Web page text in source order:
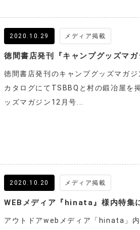
2020.10.29 メディア掲載
徳間書店発刊のキャンプグッズマガ
カタログにてTSBBQと村の鍛冶屋を
ッズマガジン12月号...
2020.10.20 メディア掲載
WEBメディア『hinata』様内特集
アウトドアwebメディア「hinata」